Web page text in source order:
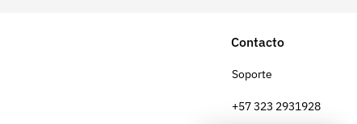
Contacto
Soporte
+57 323 2931928